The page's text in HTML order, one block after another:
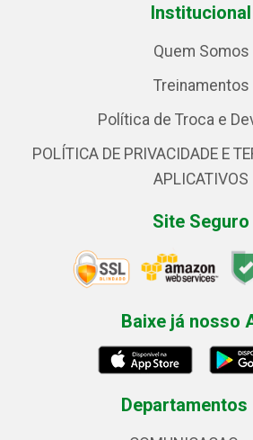
Institucional
Quem Somos
Treinamentos
Política de Troca e
POLÍTICA DE PRIVACIDADE E
APLICATIVOS
Site Seguro
Baixe já nosso
Departamentos